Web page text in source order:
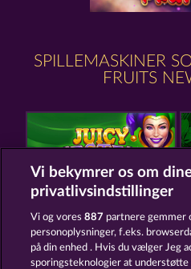
SPILLEMASKINER
FRUITS
Vi bekymrer os om
privatlivsindstillinger
Vi og vores887 partnere gemmer
personoplysninger, f.eks.
på din enhed . Hvis du vælger Jeg
sporingsteknologier at